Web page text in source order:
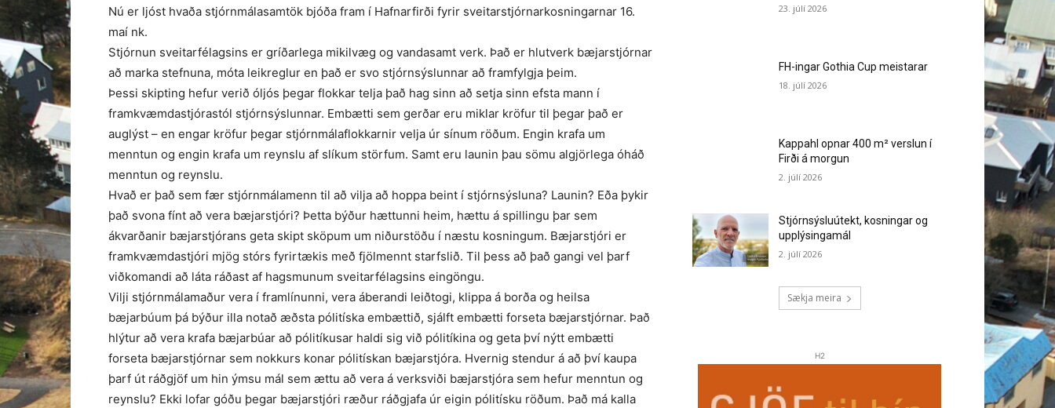
Nú er ljóst hvaða stjórnmálasamtök bjóða fram í Hafnarfirði fyrir sveitarstjórnarkosningarnar 16.
maí nk.
Stjórnun sveitarfélagsins er gríðarlega mikilvæg og vandasamt verk. Það er hlutverk bæjarstjórnar
að marka stefnuna, móta leikreglur en það er svo stjórnsýslunnar að framfylgja þeim.
Þessi skipting hefur verið óljós þegar flokkar telja það hag sinn að setja sinn efsta mann í
framkvæmdastjórastól stjórnsýslunnar. Embætti sem gerðar eru miklar kröfur til þegar það er
auglýst – en engar kröfur þegar stjórnmálaflokkarnir velja úr sínum röðum. Engin krafa um
menntun og engin krafa um reynslu af slíkum störfum. Samt eru launin þau sömu algjörlega óháð
menntun og reynslu.
Hvað er það sem fær stjórnmálamenn til að vilja að hoppa beint í stjórnsýsluna? Launin? Eða þykir
það svona fínt að vera bæjarstjóri? Þetta býður hættunni heim, hættu á spillingu þar sem
ákvarðanir bæjarstjórans geta skipt sköpum um niðurstöðu í næstu kosningum. Bæjarstjóri er
framkvæmdastjóri mjög stórs fyrirtækis með fjölmennt starfslið. Til þess að það gangi vel þarf
viðkomandi að láta ráðast af hagsmunum sveitarfélagsins eingöngu.
Vilji stjórnmálamaður vera í framlínunni, vera áberandi leiðtogi, klippa á borða og heilsa
bæjarbúum þá býður illa notað æðsta pólitíska embættið, sjálft embætti forseta bæjarstjórnar. Það
hlýtur að vera krafa bæjarbúar að pólitíkusar haldi sig við pólitíkina og geta því nýtt embætti
forseta bæjarstjórnar sem nokkurs konar pólitískan bæjarstjóra. Hvernig stendur á að því kaupa
þarf út ráðgjöf um hin ýmsu mál sem ættu að vera á verksviði bæjarstjóra sem hefur menntun og
reynslu? Ekki lofar góðu þegar bæjarstjóri ræður ráðgjafa úr eigin pólitísku röðum. Það má kalla
23. júlí 2026
FH-ingar Gothia Cup meistarar
18. júlí 2026
Kappahl opnar 400 m² verslun í
Firði á morgun
2. júlí 2026
Stjórnsýsluútekt, kosningar og
upplýsingamál
2. júlí 2026
Sækja meira
H2